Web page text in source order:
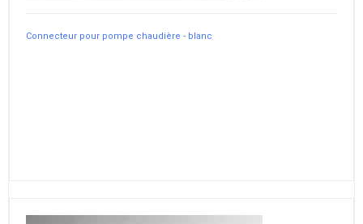
Connecteur pour pompe chaudière - blanc